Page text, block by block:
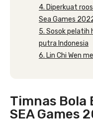
4. Diperkuat
Sea Games
5. Sosok pelatih
putra Indonesia
6. Lin Chi Wen
Timnas Bola
SEA Games